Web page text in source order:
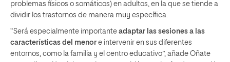
problemas físicos o somáticos) en adultos, en la que se tiende a
dividir los trastornos de manera muy específica.
“Será especialmente importante adaptar las sesiones a las
características del menor e intervenir en sus diferentes
entornos, como la familia y el centro educativo”, añade Oñate